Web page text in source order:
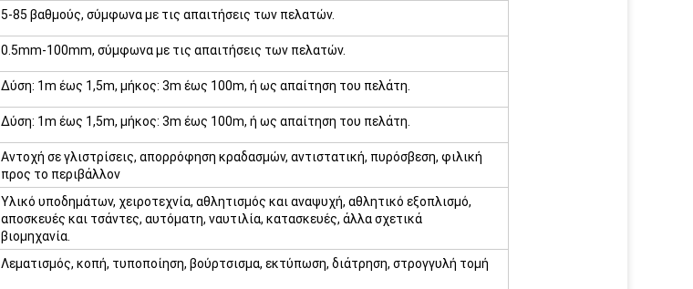
5-85 βαθμούς, σύμφωνα με τις απαιτήσεις των πελατών.
0.5mm-100mm, σύμφωνα με τις απαιτήσεις των πελατών.
Δύση: 1m έως 1,5m, μήκος: 3m έως 100m, ή ως απαίτηση του πελάτη.
Δύση: 1m έως 1,5m, μήκος: 3m έως 100m, ή ως απαίτηση του πελάτη.
Αντοχή σε γλιστρίσεις, απορρόφηση κραδασμών, αντιστατική, πυρόσβεση, φιλική
προς το περιβάλλον
Υλικό υποδημάτων, χειροτεχνία, αθλητισμός και αναψυχή, αθλητικό εξοπλισμό,
αποσκευές και τσάντες, αυτόματη, ναυτιλία, κατασκευές, άλλα σχετικά
βιομηχανία.
Λεματισμός, κοπή, τυποποίηση, βούρτσισμα, εκτύπωση, διάτρηση, στρογγυλή τομή